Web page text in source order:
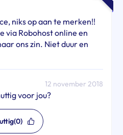
niks op aan te merken!!
via Robohost online en
ons zin. Niet duur en
12 november 2018
voor jou?
(0)